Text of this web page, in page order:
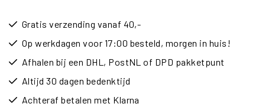
Gratis verzending vanaf 40,-
Op werkdagen voor 17:00 besteld, morgen in huis!
Afhalen bij een DHL, PostNL of DPD pakketpunt
Altijd 30 dagen bedenktijd
Achteraf betalen met Klarna